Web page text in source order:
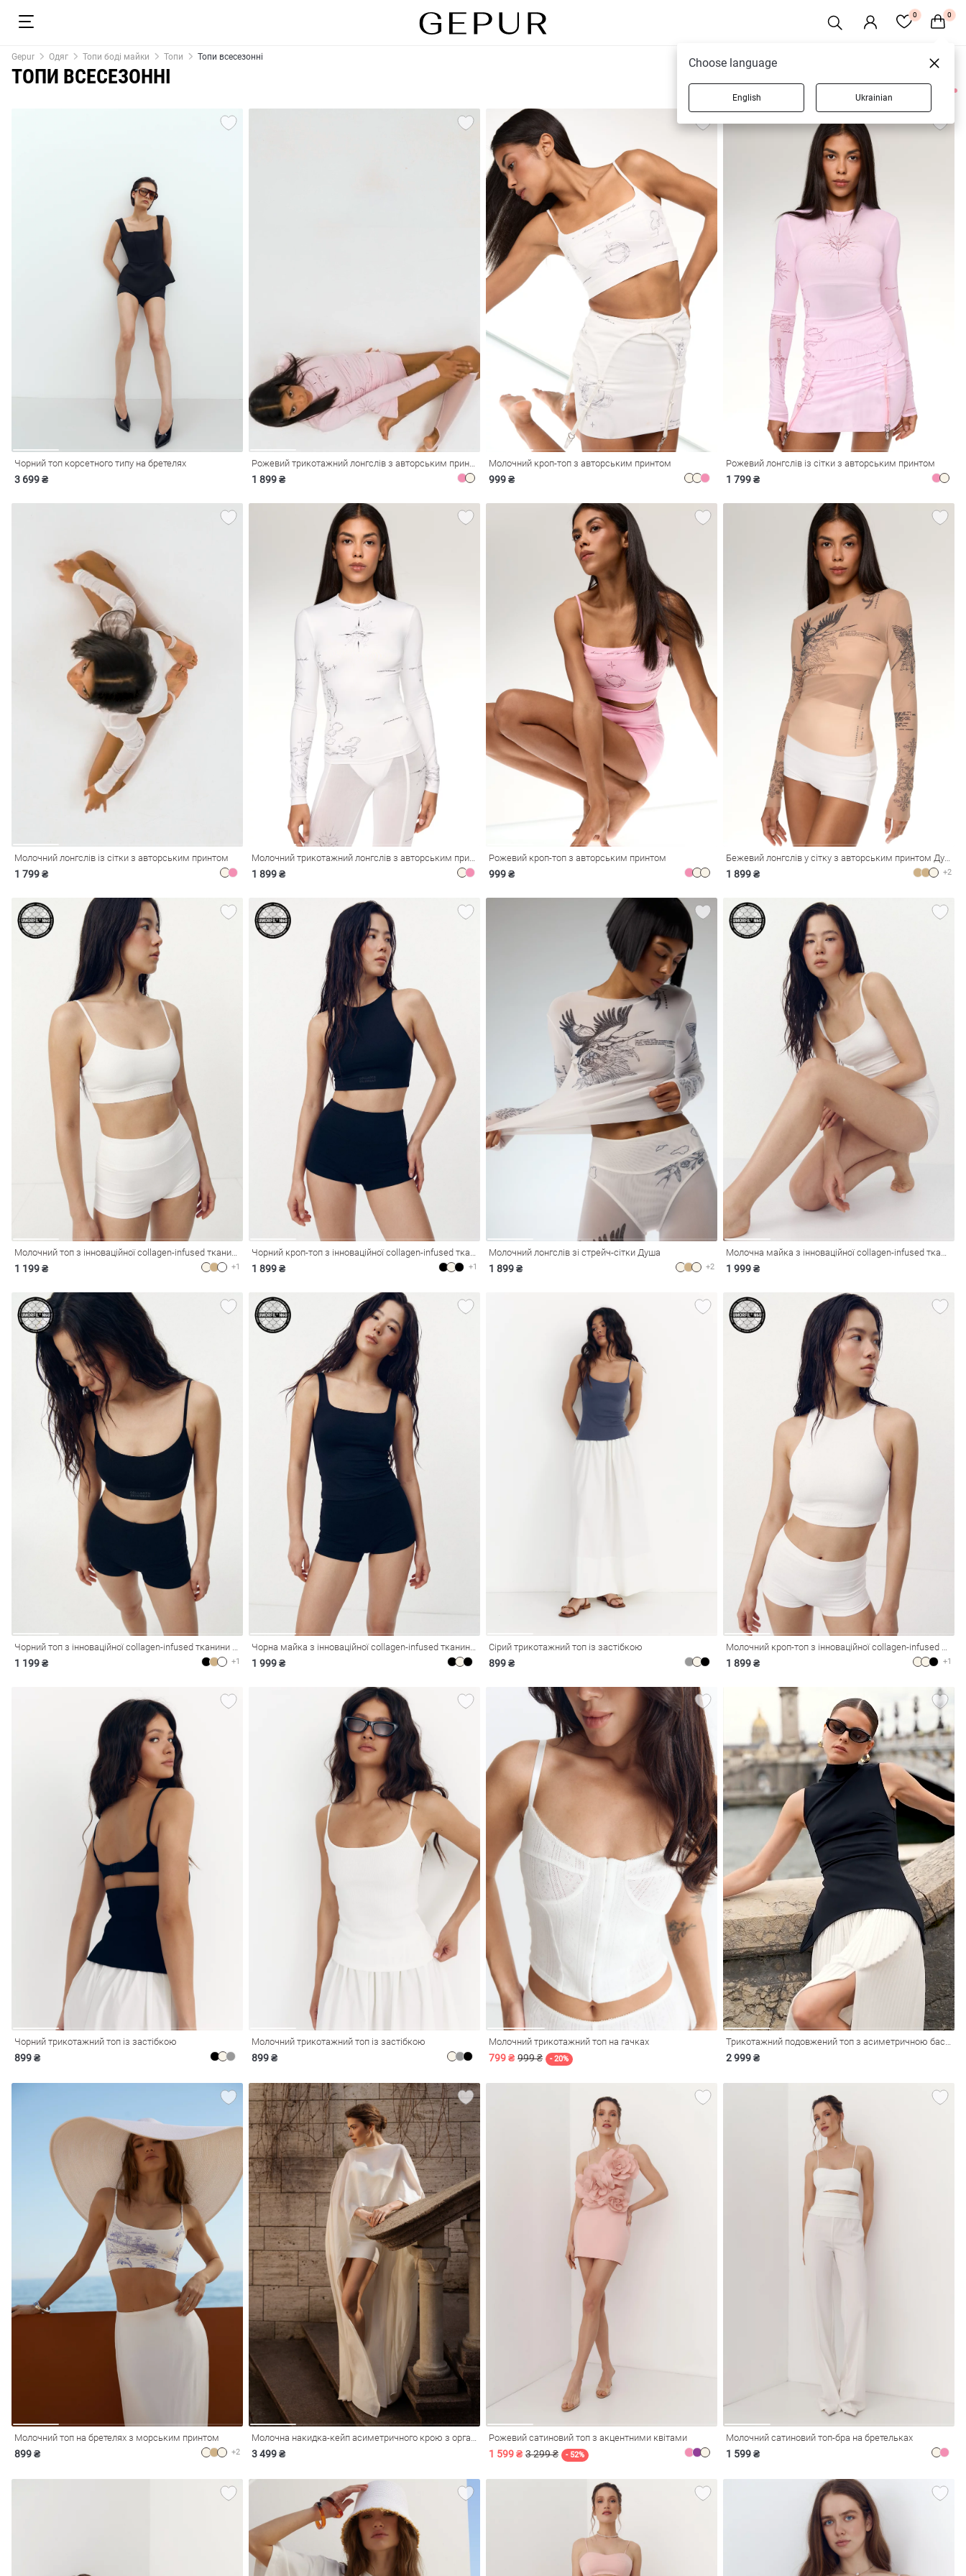
0 0
Косметика
Gepur Одяг Топи боді майки Топи Топи всесезонні
ТОПИ ВСЕСЕЗОННІ
86 товарів
Чорний топ корсетного типу на бретелях
3 699 ₴
Рожевий трикотажний лонгслів з авторським принтом
1 899 ₴
Молочний кроп-топ з авторським принтом
999 ₴
Рожевий лонгслів із сітки з авторським принтом
1 799 ₴
Молочний лонгслів із сітки з авторським принтом
1 799 ₴
Молочний трикотажний лонгслів з авторським принтом
1 899 ₴
Рожевий кроп-топ з авторським принтом
999 ₴
Бежевий лонгслів у сітку з авторським принтом Душа
1 899 ₴ +2
Молочний топ з інноваційної collagen-infused тканини UMORFIL® N6U®
1 199 ₴ +1
Чорний кроп-топ з інноваційної collagen-infused тканини UMORFIL® N6U®
1 899 ₴ +1
Молочний лонгслів зі стрейч-сітки Душа
1 899 ₴ +2
Молочна майка з інноваційної collagen-infused тканини UMORFIL® N6U®
1 999 ₴
Чорний топ з інноваційної collagen-infused тканини UMORFIL® N6U®
1 199 ₴ +1
Чорна майка з інноваційної collagen-infused тканини UMORFIL® N6U®
1 999 ₴
Сірий трикотажний топ із застібкою
899 ₴
Молочний кроп-топ з інноваційної collagen-infused тканини UMORFIL® N6U®
1 899 ₴ +1
Чорний трикотажний топ із застібкою
899 ₴
Молочний трикотажний топ із застібкою
899 ₴
Молочний трикотажний топ на гачках
799 ₴ 999 ₴ - 20%
Трикотажний подовжений топ з асиметричною баскою
2 999 ₴
Молочний топ на бретелях з морським принтом
899 ₴ +2
Молочна накидка-кейп асиметричного крою з органзи
3 499 ₴
Рожевий сатиновий топ з акцентними квітами
1 599 ₴ 3 299 ₴ - 52%
Молочний сатиновий топ-бра на бретельках
1 599 ₴
Choose language
English Ukrainian